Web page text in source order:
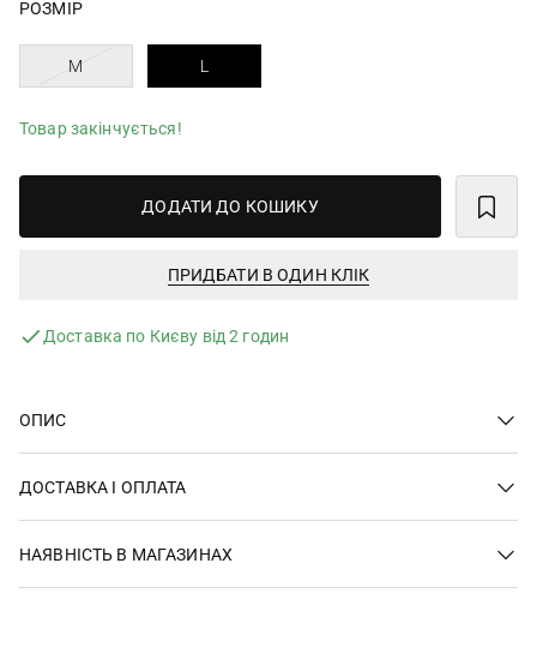
РОЗМІР
M L
Товар закінчується!
ДОДАТИ ДО КОШИКУ
ПРИДБАТИ В ОДИН КЛІК
Доставка по Києву від 2 годин
ОПИС
ДОСТАВКА І ОПЛАТА
НАЯВНІСТЬ В МАГАЗИНАХ